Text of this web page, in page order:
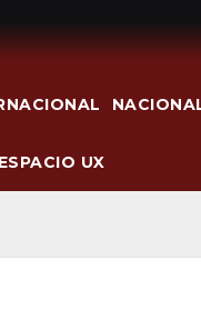
ESPACIO UX